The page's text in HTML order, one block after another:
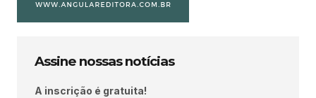
Assine nossas notícias
A inscrição é gratuita!